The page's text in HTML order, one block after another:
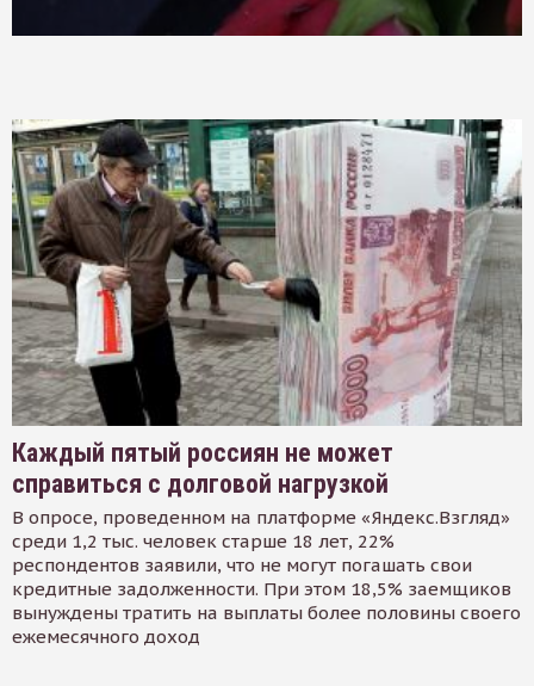
Каждый пятый россиян не может
справиться с долговой нагрузкой
В опросе, проведенном на платформе «Яндекс.Взгляд»
среди 1,2 тыс. человек старше 18 лет, 22%
респондентов заявили, что не могут погашать свои
кредитные задолженности. При этом 18,5% заемщиков
вынуждены тратить на выплаты более половины своего
ежемесячного доход